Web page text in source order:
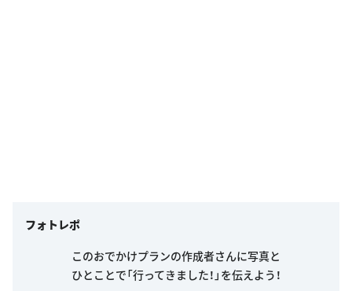
フォトレポ
このおでかけプランの作成者さんに写真と
ひとことで「行ってきました！」を伝えよう！